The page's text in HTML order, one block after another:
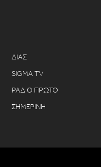
ΔΙΑΣ
SIGMA TV
ΡΑΔΙΟ ΠΡΩΤΟ
ΣΗΜΕΡΙΝΗ